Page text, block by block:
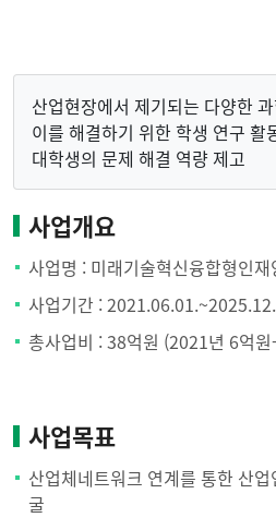
산업현장에서 제기되는 다양한
이를 해결하기 위한 학생 연구 활
대학생의 문제 해결 역량 제고
사업개요
사업명 : 미래기술혁신융합형인재
사업기간 :
총사업비 : 38억원 (2021년 6억
사업목표
산업체네트워크 연계를 통한 산
굴